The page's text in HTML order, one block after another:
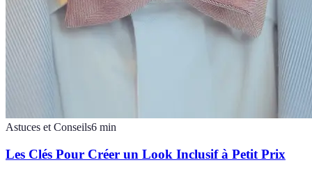
Astuces et Conseils6 min
Les Clés Pour Créer un Look Inclusif à Petit Prix